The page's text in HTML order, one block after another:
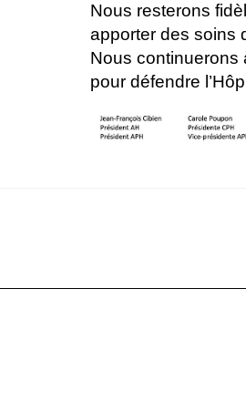
Nous resterons
apporter des soins
Nous continuerons
pour défendre